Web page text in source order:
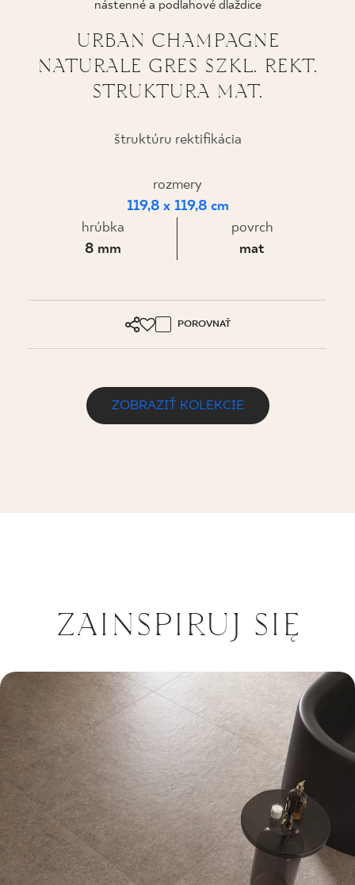
O NÁS
MÔJ PROFIL
KONTAKT
PL EN UK RU
nástenné a podlahové dlaždice
URBAN CHAMPAGNE
NATURALE GRES SZKL. REKT.
STRUKTURA MAT.
štruktúru rektifikácia
rozmery
119,8 x 119,8 cm
hrúbka
8 mm
povrch
mat
POROVNAŤ
ZOBRAZIŤ KOLEKCIE
ZAINSPIRUJ SIĘ